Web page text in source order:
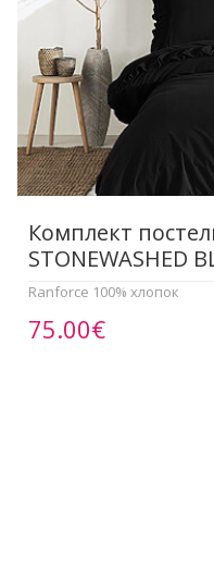
Комплект
STONEWASHED
Ranforce 100% хлопок
75.00€